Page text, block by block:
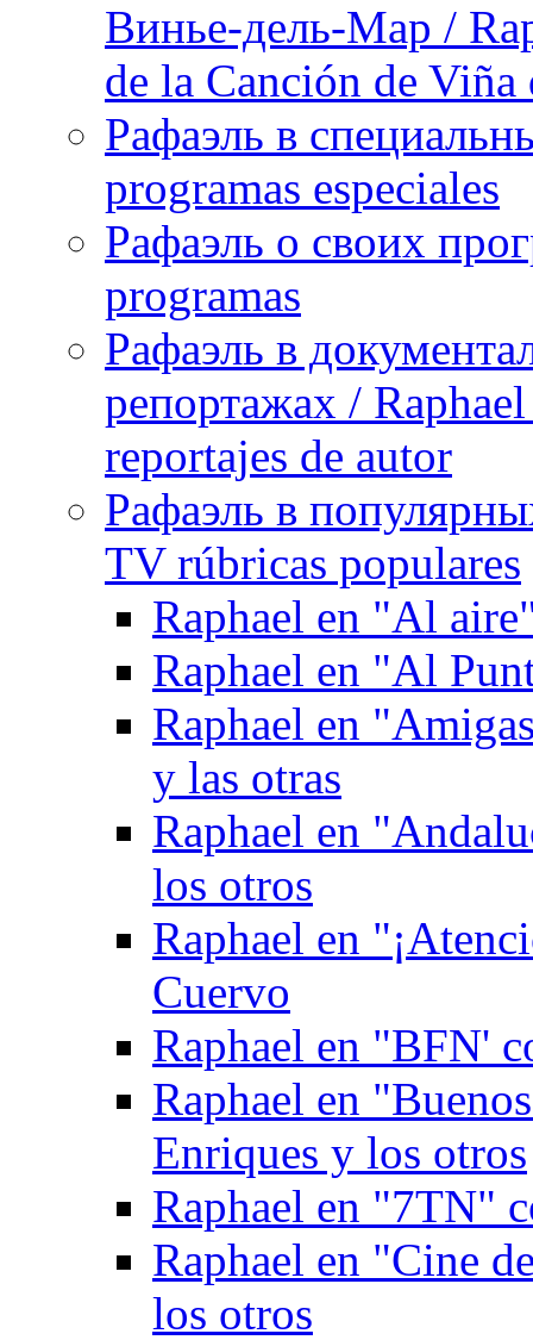
Винье-дель-Мар /
de la Canción de
Рафаэль в
programas especiales
Рафаэль о своих
programas
Рафаэль в
репортажах /
reportajes de autor
Рафаэль в
TV rúbricas populares
Raphael en "Al
Raphael en "Al
Raphael en
y las otras
Raphael en
los otros
Raphael en
Cuervo
Raphael en "BFN'
Raphael en
Enriques y los otros
Raphael en "7TN"
Raphael en "Cine
los otros